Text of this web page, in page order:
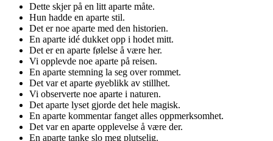
Dette skjer på en litt aparte måte.
Hun hadde en aparte stil.
Det er noe aparte med den historien.
En aparte idé dukket opp i hodet mitt.
Det er en aparte følelse å være her.
Vi opplevde noe aparte på reisen.
En aparte stemning la seg over rommet.
Det var et aparte øyeblikk av stillhet.
Vi observerte noe aparte i naturen.
Det aparte lyset gjorde det hele magisk.
En aparte kommentar fanget alles oppmerksomhet.
Det var en aparte opplevelse å være der.
En aparte tanke slo meg plutselig.